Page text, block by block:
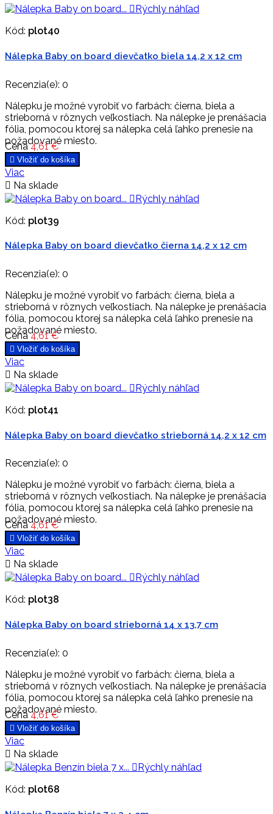
Rýchly náhľad
Kód: plot40
Nálepka Baby on board dievčatko biela 14,2 x 12 cm
Recenzia(e): 0
Nálepku je možné vyrobiť vo farbách: čierna, biela a
strieborná v rôznych veľkostiach. Na nálepke je prenášacia
fólia, pomocou ktorej sa nálepka celá ľahko prenesie na
požadované miesto.
Cena 4,61 €
 Vložiť do košíka
Viac
 Na sklade
Rýchly náhľad
Kód: plot39
Nálepka Baby on board dievčatko čierna 14,2 x 12 cm
Recenzia(e): 0
Nálepku je možné vyrobiť vo farbách: čierna, biela a
strieborná v rôznych veľkostiach. Na nálepke je prenášacia
fólia, pomocou ktorej sa nálepka celá ľahko prenesie na
požadované miesto.
Cena 4,61 €
 Vložiť do košíka
Viac
 Na sklade
Rýchly náhľad
Kód: plot41
Nálepka Baby on board dievčatko strieborná 14,2 x 12 cm
Recenzia(e): 0
Nálepku je možné vyrobiť vo farbách: čierna, biela a
strieborná v rôznych veľkostiach. Na nálepke je prenášacia
fólia, pomocou ktorej sa nálepka celá ľahko prenesie na
požadované miesto.
Cena 4,61 €
 Vložiť do košíka
Viac
 Na sklade
 Rýchly náhľad
Kód: plot38
Nálepka Baby on board strieborná 14 x 13,7 cm
Recenzia(e): 0
Nálepku je možné vyrobiť vo farbách: čierna, biela a
strieborná v rôznych veľkostiach. Na nálepke je prenášacia
fólia, pomocou ktorej sa nálepka celá ľahko prenesie na
požadované miesto.
Cena 4,61 €
 Vložiť do košíka
Viac
 Na sklade
Rýchly náhľad
Kód: plot68